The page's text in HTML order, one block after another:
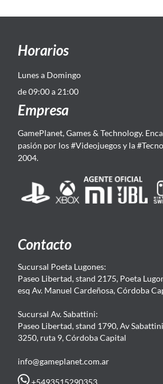
Horarios
Lunes a Domingo
de 09:00 a 21:00
Empresa
GamePlanet, Games & Technology.
pasión por los #Videojuegos y la
2004.
Contacto
Sucursal Poeta Lugones:
Paseo Libertad, stand 2175, Poeta
esq Av. Manuel Cardeñosa, Córdoba
Sucursal Av. Sabattini:
Paseo Libertad, stand 1790, Av
3250, ruta 9, Córdoba Capital
info@gameplanet.com.ar